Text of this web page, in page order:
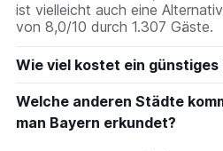
ist vielleicht auch eine
von 8,0/10 durch 1.307 Gäste.
Wie viel kostet ein günstiges
Welche anderen Städte
man Bayern erkundet?